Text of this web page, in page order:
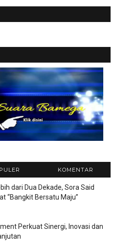
KOMENTAR
dari Dua Dekade, Sora Said
“Bangkit Bersatu Maju”
Perkuat Sinergi, Inovasi dan